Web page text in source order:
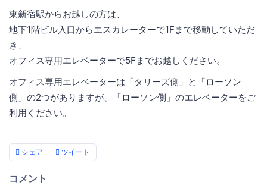
東新宿駅からお越しの方は、
地下1階ビル入口からエスカレーターで1Fまで移動していただ
き、
オフィス専用エレベーターで5Fまでお越しください。
オフィス専用エレベーターは「タリーズ側」と「ローソン
側」の2つがありますが、「ローソン側」のエレベーターをご
利用ください。
シェア ツイート
コメント